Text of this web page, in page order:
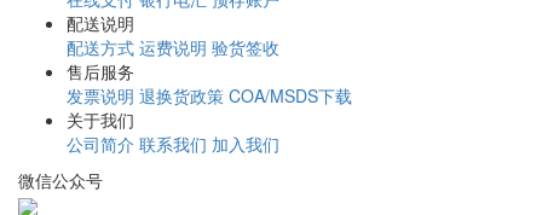
配送说明
配送方式 运费说明 验货签收
售后服务
发票说明 退换货政策 COA/MSDS下载
关于我们
公司简介 联系我们 加入我们
微信公众号